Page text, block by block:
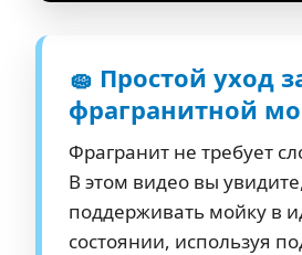
🧽 Простой уход
фрагранитной
Фрагранит не требует
В этом видео вы
поддерживать мойку в
состоянии, используя